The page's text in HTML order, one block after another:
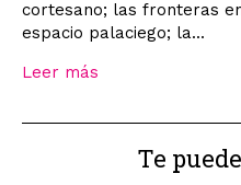
cortesano; las fronteras
espacio palaciego; la...
Leer más
Te